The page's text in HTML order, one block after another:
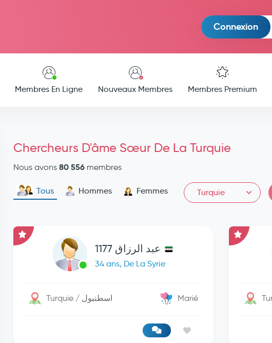
Connexion
Membres En Ligne Nouveaux Membres Membres Premium
Chercheurs D'âme Sœur De La Turquie
Nous avons80 556 membres
Tous Hommes Femmes Turquie
عبد الرزاق 1177
34 ans, De La Syrie
Turquie / اسطنبول Marié